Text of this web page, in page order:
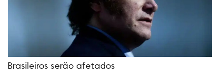
Brasileiros serão afetados